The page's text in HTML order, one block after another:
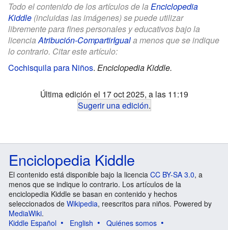
Todo el contenido de los artículos de la Enciclopedia
Kiddle (incluidas las imágenes) se puede utilizar
libremente para fines personales y educativos bajo la
licenciaAtribución-CompartirIguala menos que se indique
lo contrario. Citar este artículo:
Cochisquila para Niños. Enciclopedia Kiddle.
Última edición el 17 oct 2025, a las 11:19
Sugerir una edición.
Enciclopedia Kiddle
El contenido está disponible bajo la licencia CC BY-SA 3.0, a
menos que se indique lo contrario. Los artículos de la
enciclopedia Kiddle se basan en contenido y hechos
seleccionados de Wikipedia, reescritos para niños. Powered by
MediaWiki.
Kiddle Español
English
Quiénes somos